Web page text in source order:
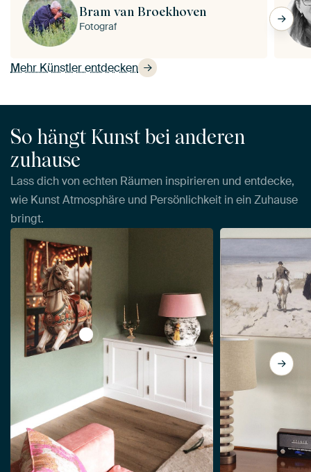
Mehr Künstler entdecken
Bram van Broekhoven
Fotograf
So hängt Kunst bei anderen
zuhause
Lass dich von echten Räumen inspirieren und entdecke,
wie Kunst Atmosphäre und Persönlichkeit in ein Zuhause
bringt.
View Karussellpferd - Jahrmarktspferd von